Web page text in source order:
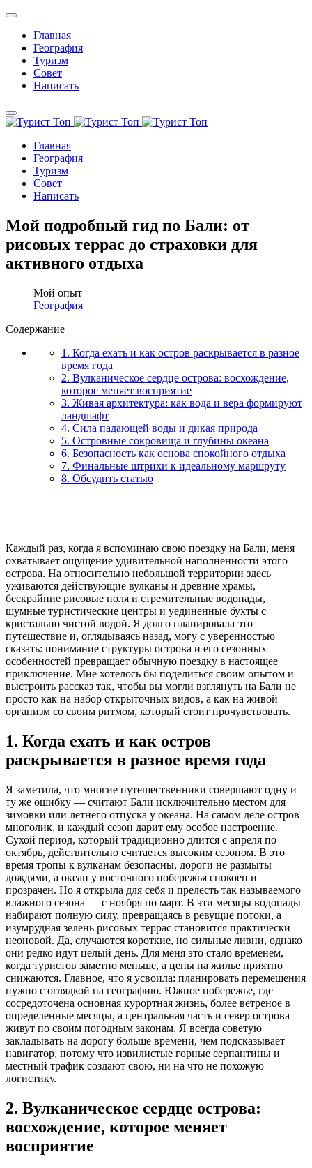
Главная
География
Туризм
Совет
Написать
Главная
География
Туризм
Совет
Написать
Мой подробный гид по Бали: от
рисовых террас до страховки для
активного отдыха
Мой опыт
География
Содержание
1. Когда ехать и как остров раскрывается в разное
время года
2. Вулканическое сердце острова: восхождение,
которое меняет восприятие
3. Живая архитектура: как вода и вера формируют
ландшафт
4. Сила падающей воды и дикая природа
5. Островные сокровища и глубины океана
6. Безопасность как основа спокойного отдыха
7. Финальные штрихи к идеальному маршруту
8. Обсудить статью
Каждый раз, когда я вспоминаю свою поездку на Бали, меня
охватывает ощущение удивительной наполненности этого
острова. На относительно небольшой территории здесь
уживаются действующие вулканы и древние храмы,
бескрайние рисовые поля и стремительные водопады,
шумные туристические центры и уединенные бухты с
кристально чистой водой. Я долго планировала это
путешествие и, оглядываясь назад, могу с уверенностью
сказать: понимание структуры острова и его сезонных
особенностей превращает обычную поездку в настоящее
приключение. Мне хотелось бы поделиться своим опытом и
выстроить рассказ так, чтобы вы могли взглянуть на Бали не
просто как на набор открыточных видов, а как на живой
организм со своим ритмом, который стоит прочувствовать.
1. Когда ехать и как остров
раскрывается в разное время года
Я заметила, что многие путешественники совершают одну и
ту же ошибку — считают Бали исключительно местом для
зимовки или летнего отпуска у океана. На самом деле остров
многолик, и каждый сезон дарит ему особое настроение.
Сухой период, который традиционно длится с апреля по
октябрь, действительно считается высоким сезоном. В это
время тропы к вулканам безопасны, дороги не размыты
дождями, а океан у восточного побережья спокоен и
прозрачен. Но я открыла для себя и прелесть так называемого
влажного сезона — с ноября по март. В эти месяцы водопады
набирают полную силу, превращаясь в ревущие потоки, а
изумрудная зелень рисовых террас становится практически
неоновой. Да, случаются короткие, но сильные ливни, однако
они редко идут целый день. Для меня это стало временем,
когда туристов заметно меньше, а цены на жилье приятно
снижаются. Главное, что я усвоила: планировать перемещения
нужно с оглядкой на географию. Южное побережье, где
сосредоточена основная курортная жизнь, более ветреное в
определенные месяцы, а центральная часть и север острова
живут по своим погодным законам. Я всегда советую
закладывать на дорогу больше времени, чем подсказывает
навигатор, потому что извилистые горные серпантины и
местный трафик создают свою, ни на что не похожую
логистику.
2. Вулканическое сердце острова:
восхождение, которое меняет
восприятие